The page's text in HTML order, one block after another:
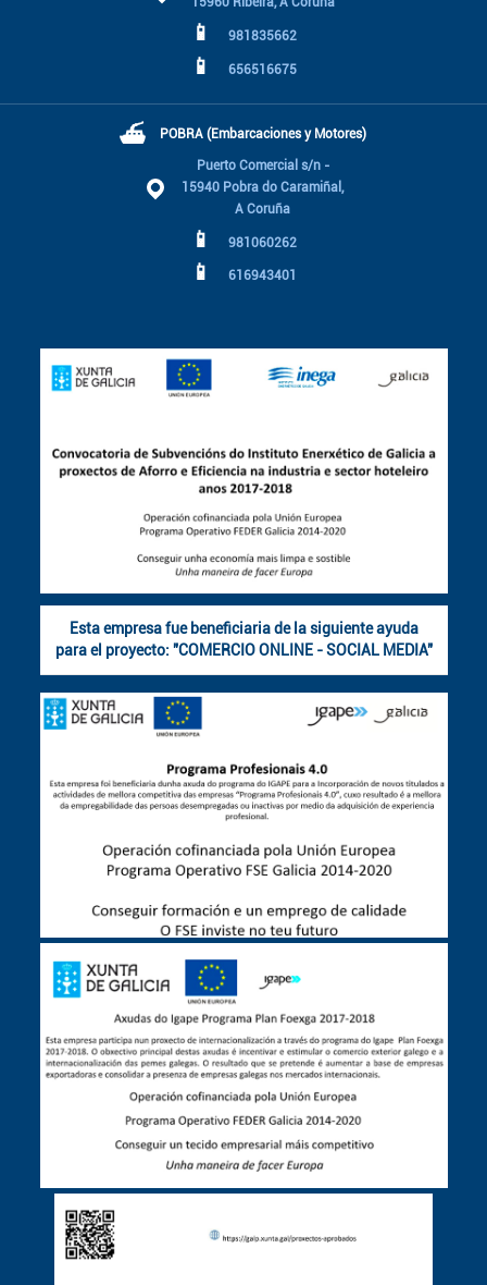
📱 981835662
📱 656516675
⛴ POBRA (Embarcaciones y Motores)
Puerto Comercial s/n -
15940 Pobra do Caramiñal,
A Coruña
📱 981060262
📱 616943401
Esta empresa fue beneficiaria de la siguiente ayuda
para el proyecto: "COMERCIO ONLINE - SOCIAL MEDIA"